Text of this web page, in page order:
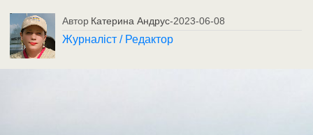
Автор Катерина Андрус-2023-06-08
Журналіст / Редактор